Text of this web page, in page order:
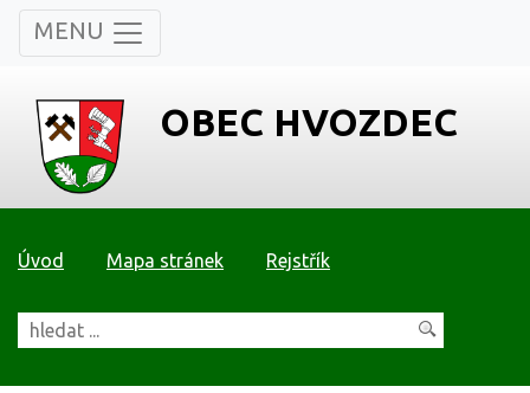
MENU
OBEC HVOZDEC
Úvod Mapa stránek Rejstřík